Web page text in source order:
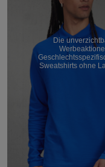
Die
Sweatshirts ohne